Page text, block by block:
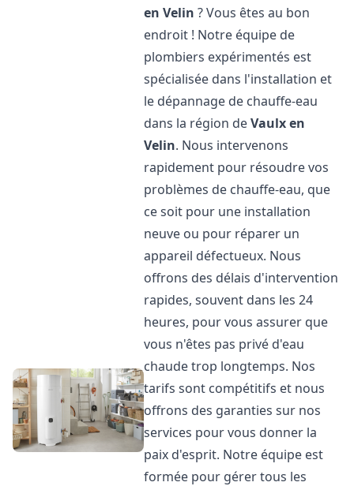
en Velin ? Vous êtes au bon
endroit ! Notre équipe de
plombiers expérimentés est
spécialisée dans l'installation et
le dépannage de chauffe-eau
dans la région deVaulx en
Velin. Nous intervenons
rapidement pour résoudre vos
problèmes de chauffe-eau, que
ce soit pour une installation
neuve ou pour réparer un
appareil défectueux. Nous
offrons des délais d'intervention
rapides, souvent dans les 24
heures, pour vous assurer que
vous n'êtes pas privé d'eau
chaude trop longtemps. Nos
tarifs sont compétitifs et nous
offrons des garanties sur nos
services pour vous donner la
paix d'esprit. Notre équipe est
formée pour gérer tous les